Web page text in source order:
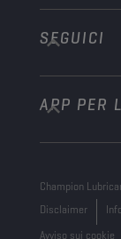
+32 3 870
Georges
SEGUICI
APP PER
Champion
Disclaimer
Avviso sui cookie